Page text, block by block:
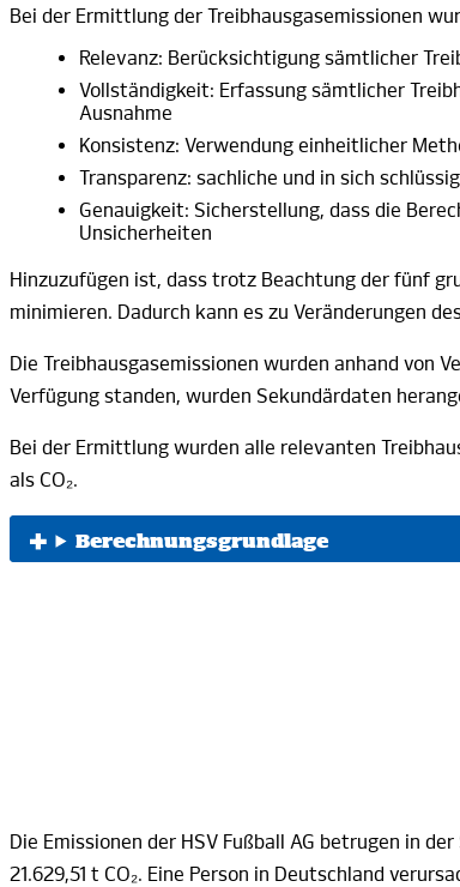
Bei der Ermittlung der Treibhausgasemissionen
Relevanz: Berücksichtigung sämtlicher
Vollständigkeit: Erfassung sämtlicher
Ausnahme
Konsistenz: Verwendung einheitlicher
Transparenz: sachliche und in sich
Genauigkeit: Sicherstellung, dass die
Unsicherheiten
Hinzuzufügen ist, dass trotz Beachtung der fünf
minimieren. Dadurch kann es zu Veränderungen
Die Treibhausgasemissionen wurden anhand von
Verfügung standen, wurden Sekundärdaten
Bei der Ermittlung wurden alle relevanten
als CO₂.
Berechnungsgrundlage
Die Emissionen der HSV Fußball AG betrugen in der
21.629,51 t CO₂. Eine Person in Deutschland